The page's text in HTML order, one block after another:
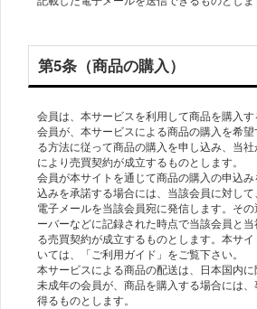
第5条（商品の購入）
会員は、本サービスを利用して商品を購入す
会員が、本サービスによる商品の購入を希
る方法に従って商品の購入を申し込み、当
により売買契約が成立するものとします。
会員が本サイトを通じて商品の購入の申込
込みを承諾する場合には、当該会員に対し
電子メールを当該会員宛に発信します。そ
ーバーなどに記録された時点で当該会員と
る売買契約が成立するものとします。本サ
いては、「ご利用ガイド」をご覧下さい。
本サービスによる商品の配送は、日本国内に
未成年の会員が、商品を購入する場合には
得るものとします。